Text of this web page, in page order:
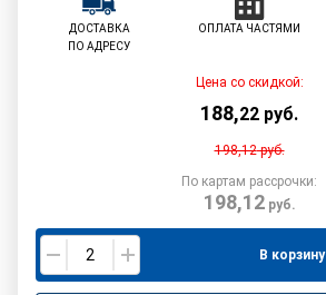
ДОСТАВКА
ПО АДРЕСУ
ОПЛАТА ЧАСТЯМИ
Цена со скидкой:
188,22 руб.
198,12руб.
По картам рассрочки:
198,12руб.
В корзину